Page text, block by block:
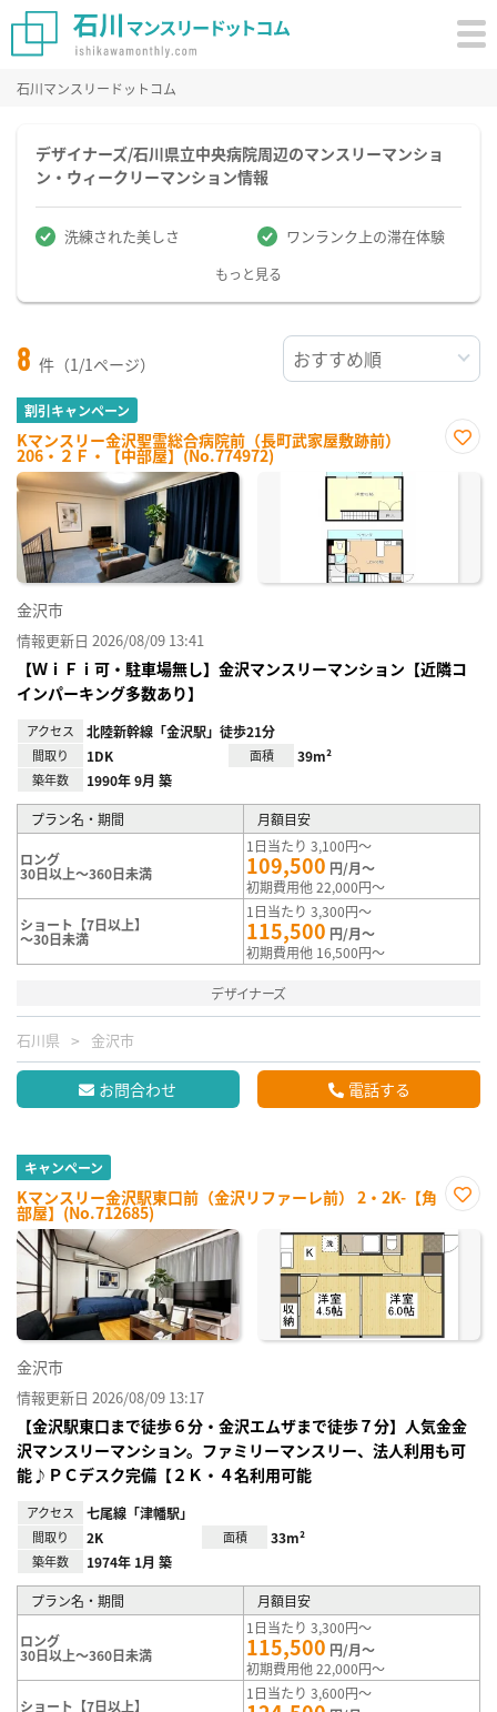
石川マンスリードットコム
デザイナーズ/石川県立中央病院周辺のマンスリーマンショ
ン・ウィークリーマンション情報
洗練された美しさ ワンランク上の滞在体験
もっと見る
8 件（1/1ページ）
割引キャンペーン
Kマンスリー金沢聖霊総合病院前（長町武家屋敷跡前）
206・２Ｆ・【中部屋】(No.774972)
に入
金沢市
情報更新日 2026/08/09 13:41
【ＷｉＦｉ可・駐車場無し】金沢マンスリーマンション【近隣コ
インパーキング多数あり】
アクセス 北陸新幹線「金沢駅」徒歩21分
間取り 1DK 面積 39m²
築年数 1990年 9月 築
プラン名・期間 月額目安
ロング
30日以上～360日未満
1日当たり 3,100円～
109,500 円/月～
初期費用他 22,000円～
ショート【7日以上】
～30日未満
1日当たり 3,300円～
115,500 円/月～
初期費用他 16,500円～
デザイナーズ
石川県 金沢市
お問合わせ 電話する
キャンペーン
Kマンスリー金沢駅東口前（金沢リファーレ前） 2・2K-【角
部屋】(No.712685)
に入
り登
金沢市
情報更新日 2026/08/09 13:17
【金沢駅東口まで徒歩６分・金沢エムザまで徒歩７分】人気金金
沢マンスリーマンション。ファミリーマンスリー、法人利用も可
能♪ＰＣデスク完備【２Ｋ・４名利用可能
アクセス 七尾線「津幡駅」
間取り 2K 面積 33m²
築年数 1974年 1月 築
プラン名・期間 月額目安
ロング
30日以上～360日未満
1日当たり 3,300円～
115,500 円/月～
初期費用他 22,000円～
ショート【7日以上】
1日当たり 3,600円～